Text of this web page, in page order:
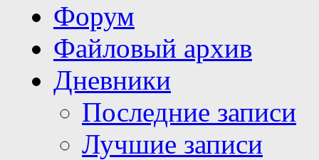
Форум
Файловый архив
Дневники
Последние записи
Лучшие записи